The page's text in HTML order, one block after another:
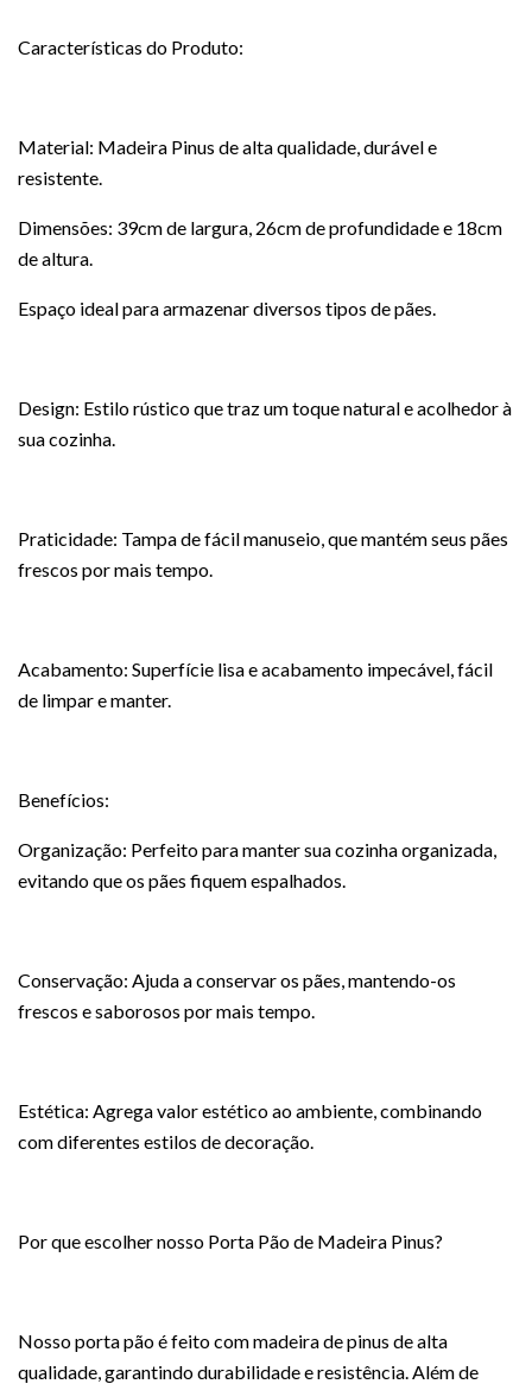
Características do Produto:
Material: Madeira Pinus de alta qualidade, durável e
resistente.
Dimensões: 39cm de largura, 26cm de profundidade e 18cm
de altura.
Espaço ideal para armazenar diversos tipos de pães.
Design: Estilo rústico que traz um toque natural e acolhedor à
sua cozinha.
Praticidade: Tampa de fácil manuseio, que mantém seus pães
frescos por mais tempo.
Acabamento: Superfície lisa e acabamento impecável, fácil
de limpar e manter.
Benefícios:
Organização: Perfeito para manter sua cozinha organizada,
evitando que os pães fiquem espalhados.
Conservação: Ajuda a conservar os pães, mantendo-os
frescos e saborosos por mais tempo.
Estética: Agrega valor estético ao ambiente, combinando
com diferentes estilos de decoração.
Por que escolher nosso Porta Pão de Madeira Pinus?
Nosso porta pão é feito com madeira de pinus de alta
qualidade, garantindo durabilidade e resistência. Além de